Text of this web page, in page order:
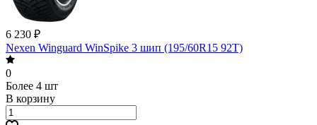
6 230 ₽
Nexen Winguard WinSpike 3 шип (195/60R15 92T)
0
Более 4 шт
В корзину